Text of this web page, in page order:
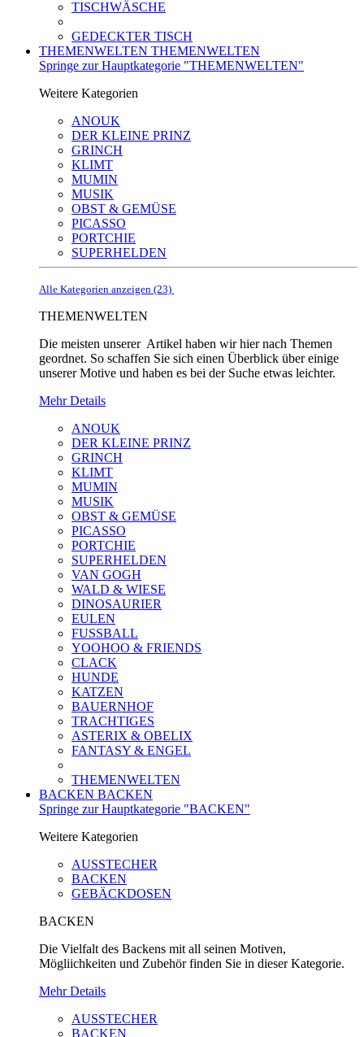
TISCHWÄSCHE
GEDECKTER TISCH
THEMENWELTEN THEMENWELTEN
Springe zur Hauptkategorie "THEMENWELTEN"
Weitere Kategorien
ANOUK
DER KLEINE PRINZ
GRINCH
KLIMT
MUMIN
MUSIK
OBST & GEMÜSE
PICASSO
PORTCHIE
SUPERHELDEN
Alle Kategorien anzeigen (23)
THEMENWELTEN
Die meisten unserer Artikel haben wir hier nach Themen
geordnet. So schaffen Sie sich einen Überblick über einige
unserer Motive und haben es bei der Suche etwas leichter.
Mehr Details
ANOUK
DER KLEINE PRINZ
GRINCH
KLIMT
MUMIN
MUSIK
OBST & GEMÜSE
PICASSO
PORTCHIE
SUPERHELDEN
VAN GOGH
WALD & WIESE
DINOSAURIER
EULEN
FUSSBALL
YOOHOO & FRIENDS
CLACK
HUNDE
KATZEN
BAUERNHOF
TRACHTIGES
ASTERIX & OBELIX
FANTASY & ENGEL
THEMENWELTEN
BACKEN BACKEN
Springe zur Hauptkategorie "BACKEN"
Weitere Kategorien
AUSSTECHER
BACKEN
GEBÄCKDOSEN
BACKEN
Die Vielfalt des Backens mit all seinen Motiven,
Mögliichkeiten und Zubehör finden Sie in dieser Kategorie.
Mehr Details
AUSSTECHER
BACKEN